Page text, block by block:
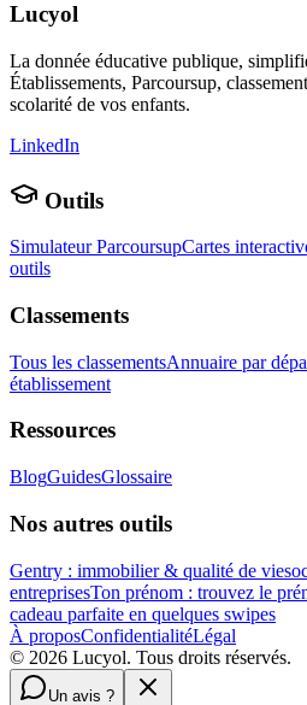
Lucyol
La donnée éducative publique,
Établissements, Parcoursup,
scolarité de vos enfants.
LinkedIn
Outils
Simulateur ParcoursupCartes
outils
Classements
Tous les classementsAnnuaire par
établissement
Ressources
BlogGuidesGlossaire
Nos autres outils
Gentry : immobilier & qualité de vie
entreprisesTon prénom : trouvez le
cadeau parfaite en quelques swipes
À proposConfidentialitéLégal
© 2026 Lucyol. Tous droits réservés.
Un avis ?